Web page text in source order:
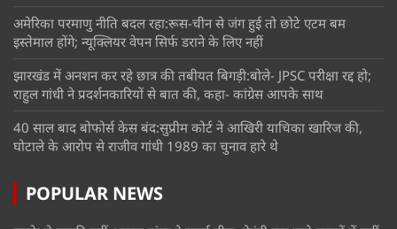
अमेरिका परमाणु नीति बदल रहा:रूस-चीन से जंग हुई तो छोटे एटम बम
इस्तेमाल होंगे; न्यूक्लियर वेपन सिर्फ डराने के लिए नहीं
झारखंड में अनशन कर रहे छात्र की तबीयत बिगड़ी:बोले- JPSC परीक्षा रद्द हो;
राहुल गांधी ने प्रदर्शनकारियों से बात की, कहा- कांग्रेस आपके साथ
40 साल बाद बोफोर्स केस बंद:सुप्रीम कोर्ट ने आखिरी याचिका खारिज की,
घोटाले के आरोप से राजीव गांधी 1989 का चुनाव हारे थे
POPULAR NEWS